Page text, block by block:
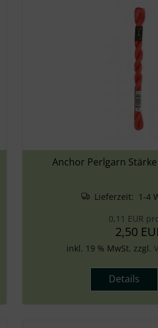
Anchor Perlgarn Stärke
Lieferzeit: 1-4
0,11 EUR
2,50
inkl. 19 % MwSt. zzgl.
Details